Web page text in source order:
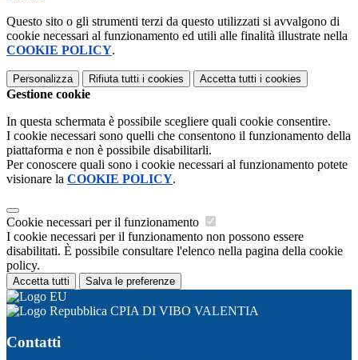
Questo sito o gli strumenti terzi da questo utilizzati si avvalgono di
cookie necessari al funzionamento ed utili alle finalità illustrate nella
COOKIE POLICY.
Personalizza Rifiuta tutti i cookies Accetta tutti i cookies
Gestione cookie
In questa schermata è possibile scegliere quali cookie consentire.
I cookie necessari sono quelli che consentono il funzionamento della
piattaforma e non è possibile disabilitarli.
Per conoscere quali sono i cookie necessari al funzionamento potete
visionare la COOKIE POLICY.
Cookie necessari per il funzionamento
I cookie necessari per il funzionamento non possono essere
disabilitati. È possibile consultare l'elenco nella pagina della cookie
policy.
Accetta tutti Salva le preferenze
CPIA DI VIBO VALENTIA
Contatti